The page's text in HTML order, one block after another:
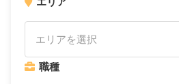
エリアを選択
職種